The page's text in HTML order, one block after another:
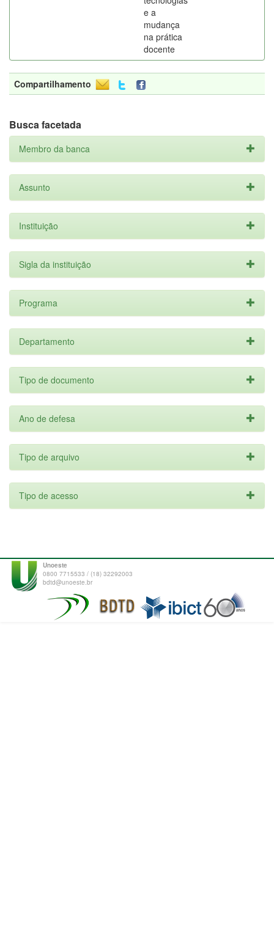
e a
mudança
na prática
docente
Compartilhamento
Busca facetada
Membro da banca
Assunto
Instituição
Sigla da instituição
Programa
Departamento
Tipo de documento
Ano de defesa
Tipo de arquivo
Tipo de acesso
Unoeste
0800 7715533 / (18) 32292003
bdtd@unoeste.br